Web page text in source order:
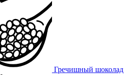
Гречишный шоколад